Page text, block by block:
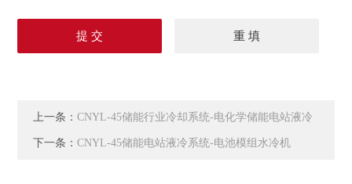
上一条：CNYL-45储能行业冷却系统-电化学储能电站液冷
下一条：CNYL-45储能电站液冷系统-电池模组水冷机